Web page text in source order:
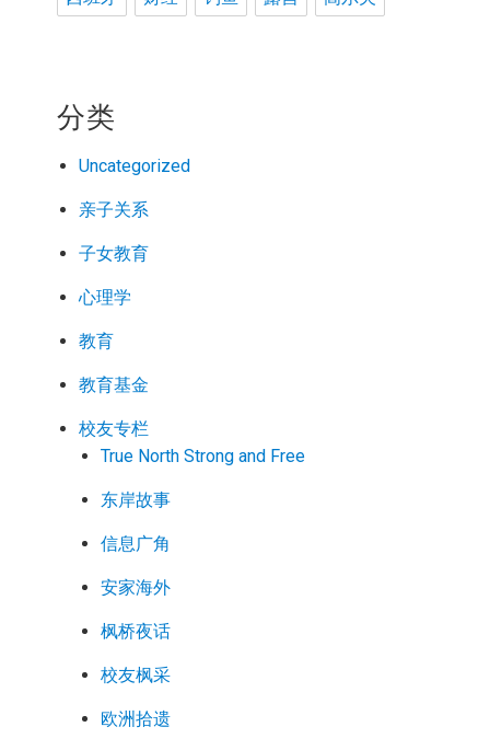
分类
Uncategorized
亲子关系
子女教育
心理学
教育
教育基金
校友专栏
True North Strong and Free
东岸故事
信息广角
安家海外
枫桥夜话
校友枫采
欧洲拾遗